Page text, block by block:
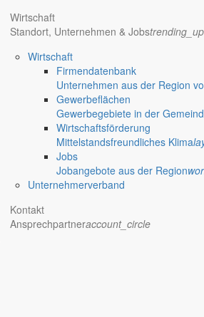
Wirtschaft
Standort, Unternehmen & Jobstrending_up
Wirtschaft
Firmendatenbank
Unternehmen aus der Region
Gewerbeflächen
Gewerbegebiete in der
Wirtschaftsförderung
Mittelstandsfreundliches Klima
Jobs
Jobangebote aus der Region
Unternehmerverband
Kontakt
Ansprechpartneraccount_circle